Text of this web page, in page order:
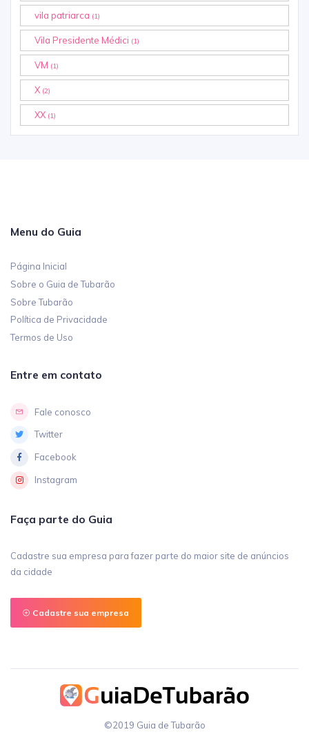
vila patriarca (1)
Vila Presidente Médici (1)
VM (1)
X (2)
XX (1)
Menu do Guia
Página Inicial
Sobre o Guia de Tubarão
Sobre Tubarão
Política de Privacidade
Termos de Uso
Entre em contato
Fale conosco
Twitter
Facebook
Instagram
Faça parte do Guia
Cadastre sua empresa para fazer parte do maior site de anúncios
da cidade
Cadastre sua empresa
©2019 Guia de Tubarão